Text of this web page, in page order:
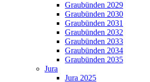
Graubünden 2029
Graubünden 2030
Graubünden 2031
Graubünden 2032
Graubünden 2033
Graubünden 2034
Graubünden 2035
Jura
Jura 2025